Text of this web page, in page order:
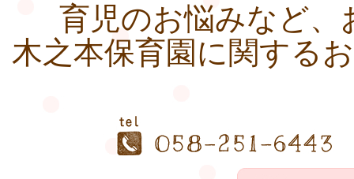
育児のお悩みなど、
木之本保育園に関する